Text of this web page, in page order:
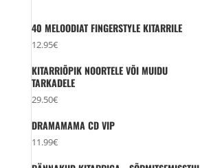
40 MELOODIAT FINGERSTYLE KITARRILE
12.95€
KITARRIÕPIK NOORTELE VÕI MUIDU
TARKADELE
29.50€
DRAMAMAMA CD VIP
11.99€